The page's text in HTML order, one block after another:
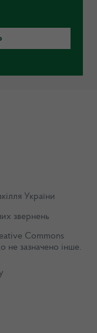
України
звернень
Commons
не зазначено інше.